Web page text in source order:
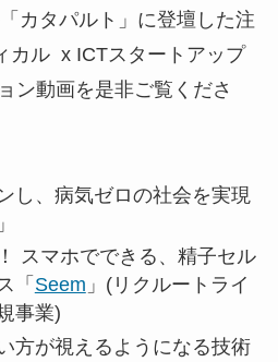
カタパルト」に登壇した注
カル x ICTスタートアップ
ン動画を是非ご覧くださ
し、病気ゼロの社会を実現
」
スマホでできる、精子セル
「 Seem 」(リクルートライ
事業)
方が視えるようになる技術